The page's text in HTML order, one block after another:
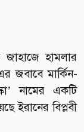
হামলার
জবাবে মার্কিন-
নামের একটি
ইরানের বিপ্লবী